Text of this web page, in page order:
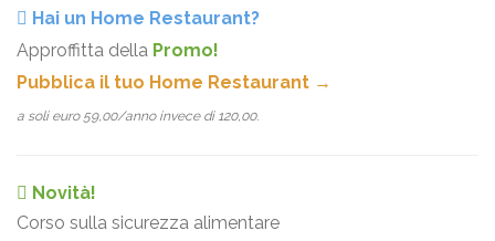
Hai un Home Restaurant?
Approffitta della Promo!
Pubblica il tuo Home Restaurant →
a soli euro 59,00/anno invece di 120,00.
Novità!
Corso sulla sicurezza alimentare